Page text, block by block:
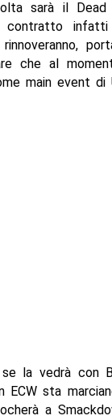
sarà il
contratto
che al
main event di
se la vedrà
ECW sta
a